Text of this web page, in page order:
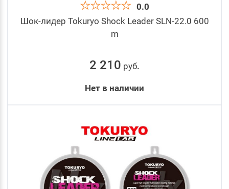
0.0
Шок-лидер Tokuryo Shock Leader SLN-22.0 600
m
2 210 руб.
Нет в наличии